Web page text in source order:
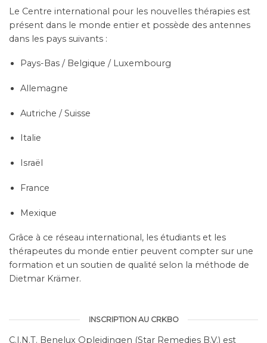
Pays-Bas / Belgique / Luxembourg
Allemagne
Autriche / Suisse
Italie
Israël
France
Mexique
Grâce à ce réseau international, les étudiants et les
formation et un soutien de qualité selon la méthode de
Dietmar Krämer.
d'enseignement dans le registre CRKBO (Centraal
Register Kort Beroepsonderwijs). Cet enregistrement a